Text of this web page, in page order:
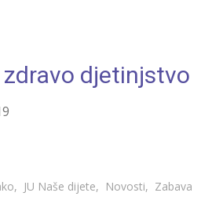
djetinjstvo
, JU Naše dijete, Novosti, Zabava